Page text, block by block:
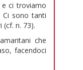
e ci troviamo
Ci sono tanti
n. 73).
che
facendoci